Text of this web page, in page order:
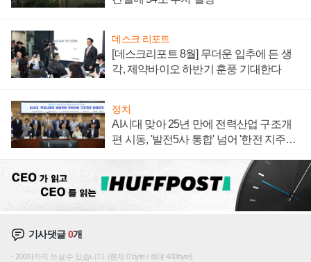
데스크 리포트
[데스크리포트 8월] 무더운 입추에 든 생
각, 제약바이오 하반기 훈풍 기대한다
정치
AI시대 맞아 25년 만에 전력산업 구조개
편 시동, '발전5사 통합' 넘어 '한전 지주사'
기사댓글0개
200자까지 쓰실 수 있습니다. (현재 0 byte / 최대 400byte)